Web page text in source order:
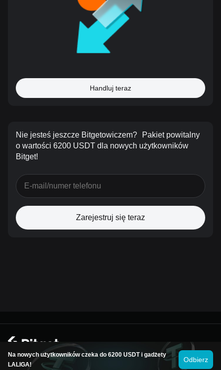
Handluj teraz
Nie jesteś jeszcze Bitgetowiczem?
Pakiet powitalny
o wartości 6200 USDT dla nowych użytkowników
Bitget!
Zarejestruj się teraz
Na nowych użytkowników czeka do 6200 USDT i gadżety
LALIGA!
Odbierz
© 2026Bitget